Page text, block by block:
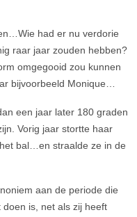
had er nu verdorie
raar jaar zouden hebben?
omgegooid zou kunnen
bijvoorbeeld Monique…
een jaar later 180 graden
Vorig jaar stortte haar
bal…en straalde ze in de
aan de periode die
is, net als zij heeft